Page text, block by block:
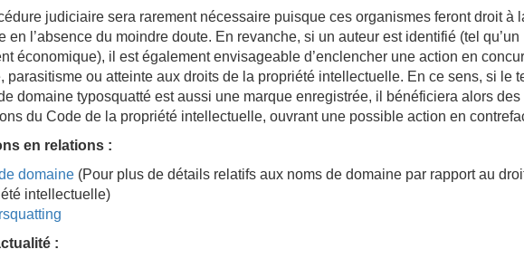
judiciaire sera rarement nécessaire puisque ces organismes feront droit à
en l’absence du moindre doute. En revanche, si un auteur est identifié (tel qu’un
économique), il est également envisageable d’enclencher une action en
parasitisme ou atteinte aux droits de la propriété intellectuelle. En ce sens, si le
domaine typosquatté est aussi une marque enregistrée, il bénéficiera alors des
du Code de la propriété intellectuelle, ouvrant une possible action en
en relations :
domaine(Pour plus de détails relatifs aux noms de domaine par rapport au
intellectuelle)
: